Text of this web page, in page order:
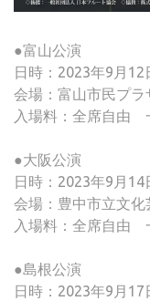
●富山公演
日時：2023年9月12
会場：富山市民プ
入場料：全席自由
●大阪公演
日時：2023年9月14
会場：豊中市立文
入場料：全席自由
●島根公演
日時：2023年9月17